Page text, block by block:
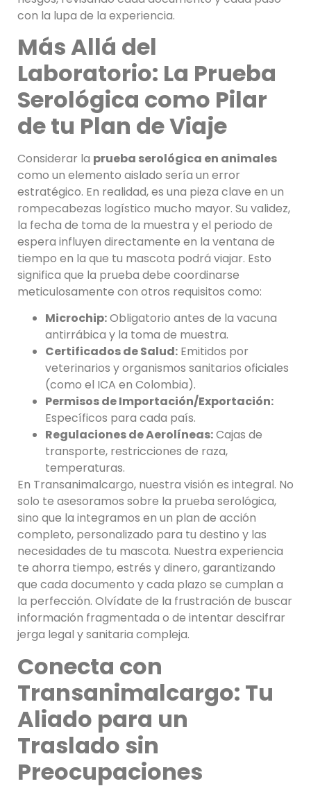
con la lupa de la experiencia.
Más Allá del
Laboratorio: La Prueba
Serológica como Pilar
de tu Plan de Viaje
Considerar la prueba serológica en animales
como un elemento aislado sería un error
estratégico. En realidad, es una pieza clave en un
rompecabezas logístico mucho mayor. Su validez,
la fecha de toma de la muestra y el periodo de
espera influyen directamente en la ventana de
tiempo en la que tu mascota podrá viajar. Esto
significa que la prueba debe coordinarse
meticulosamente con otros requisitos como:
Microchip:Obligatorio antes de la vacuna
antirrábica y la toma de muestra.
Certificados de Salud: Emitidos por
veterinarios y organismos sanitarios oficiales
(como el ICA en Colombia).
Permisos de Importación/Exportación:
Específicos para cada país.
Regulaciones de Aerolíneas:Cajas de
transporte, restricciones de raza,
temperaturas.
En Transanimalcargo, nuestra visión es integral. No
solo te asesoramos sobre la prueba serológica,
sino que la integramos en un plan de acción
completo, personalizado para tu destino y las
necesidades de tu mascota. Nuestra experiencia
te ahorra tiempo, estrés y dinero, garantizando
que cada documento y cada plazo se cumplan a
la perfección. Olvídate de la frustración de buscar
información fragmentada o de intentar descifrar
jerga legal y sanitaria compleja.
Conecta con
Transanimalcargo: Tu
Aliado para un
Traslado sin
Preocupaciones